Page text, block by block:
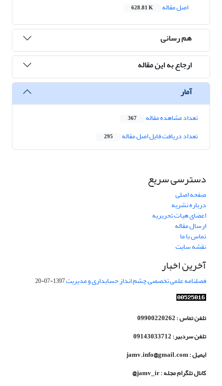
اصل مقاله
628.81 K
هم رسانی
ارجاع به این مقاله
آمار
تعداد مشاهده مقاله 367
تعداد دریافت فایل اصل مقاله 295
دسترسی سریع
صفحه اصلی
درباره نشریه
اعضای هیات تحریریه
ارسال مقاله
تماس با ما
نقشه سایت
آخرین اخبار
فصلنامه علمی تخصصی چشم انداز حسابداری و مدیریت1397-07-20
تلفن تماس : 09900220262
تلفن سردبیر: 09143033712
ایمیل : jamv.info@gmail.com
کانال تلگرام مجله : jamv_ir@